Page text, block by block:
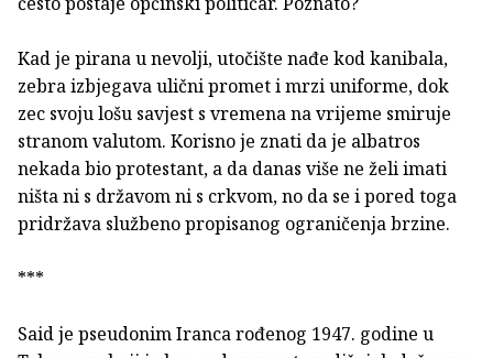
Kad je pirana u nevolji, utočište nađe kod kanibala,
zebra izbjegava ulični promet i mrzi uniforme, dok
zec svoju lošu savjest s vremena na vrijeme smiruje
stranom valutom. Korisno je znati da je albatros
nekada bio protestant, a da danas više ne želi imati
ništa ni s državom ni s crkvom, no da se i pored toga
pridržava službeno propisanog ograničenja brzine.
***
Said je pseudonim Iranca rođenog 1947. godine u